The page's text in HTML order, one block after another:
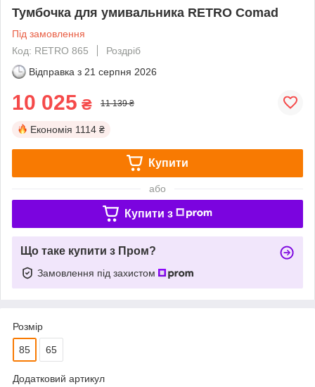
Тумбочка для умивальника RETRO Comad
Під замовлення
Код: RETRO 865
Роздріб
Відправка з 21 серпня 2026
10 025 ₴ 11 139 ₴
Економія 1114 ₴
Купити
або
Купити з
Що таке купити з Пром?
Замовлення під захистом
Розмір
85 65
Додатковий артикул